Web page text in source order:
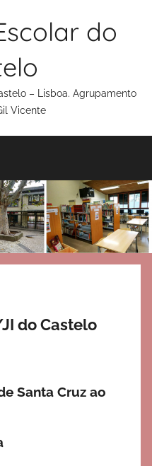
do
– Lisboa. Agrupamento
Vicente
do Castelo
Cruz ao